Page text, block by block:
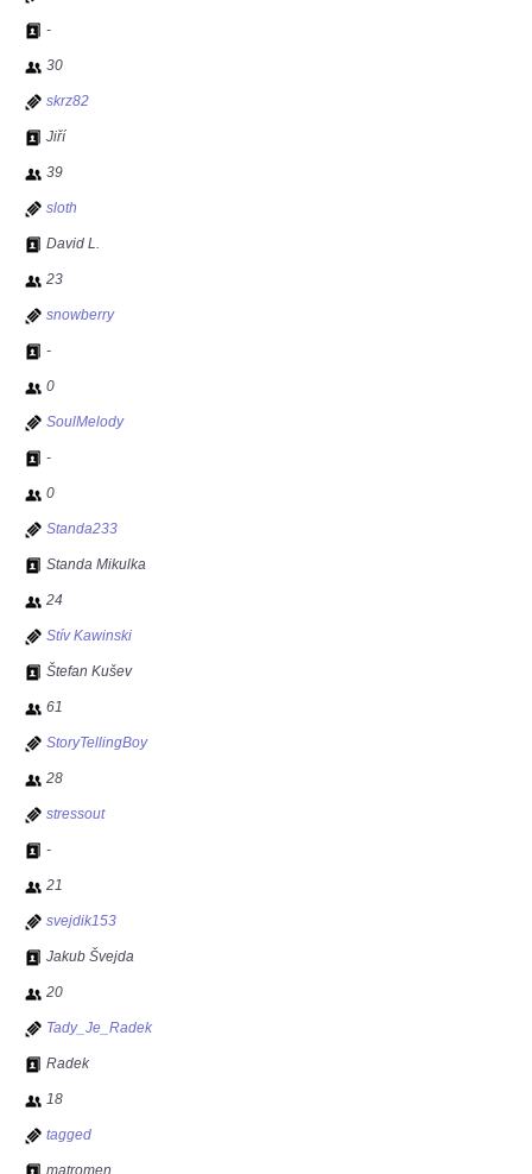
-
30
skrz82
Jiří
39
sloth
David L.
23
snowberry
-
0
SoulMelody
-
0
Standa233
Standa Mikulka
24
Stív Kawinski
Štefan Kušev
61
StoryTellingBoy
28
stressout
-
21
svejdik153
Jakub Švejda
20
Tady_Je_Radek
Radek
18
tagged
matromen